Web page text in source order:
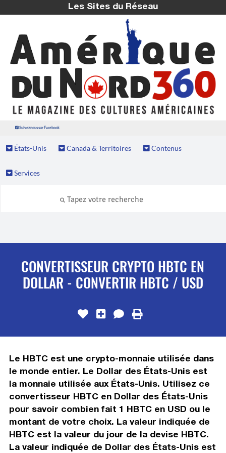
Les Sites du Réseau
Suivez nous sur Facebook
États-Unis Canada & Territoires Contenus
Services
CONVERTISSEUR CRYPTO HBTC EN
DOLLAR - CONVERTIR HBTC / USD
Le HBTC est une crypto-monnaie utilisée dans
le monde entier. Le Dollar des États-Unis est
la monnaie utilisée aux États-Unis. Utilisez ce
convertisseur HBTC en Dollar des États-Unis
pour savoir combien fait 1 HBTC en USD ou le
montant de votre choix. La valeur indiquée de
HBTC est la valeur du jour de la devise HBTC.
La valeur indiquée de Dollar des États-Unis est